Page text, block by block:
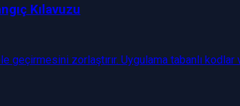
Kılavuzu
zorlaştırır. Uygulama tabanlı kodlar